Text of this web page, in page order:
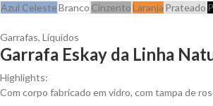
Azul CelesteBranco CinzentoLaranja Prateado
Garrafas, Líquidos
Garrafa Eskay da Linha
Highlights:
Com corpo fabricado em vidro, com tampa de